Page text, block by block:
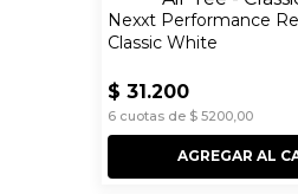
Nexxt Performance
Classic White
$ 31.200
6cuotas de $ 5200, 00
AGREGAR AL